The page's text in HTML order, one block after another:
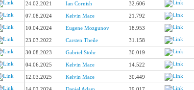
24.02.2021 Ian Cornish 32.606
07.08.2024 Kelvin Mace 21.792
10.04.2024 Eugene Mozgunov 18.953
23.03.2022 Carsten Theile 31.158
30.08.2023 Gabriel Stöhr 30.019
04.06.2025 Kelvin Mace 14.522
12.03.2025 Kelvin Mace 30.449